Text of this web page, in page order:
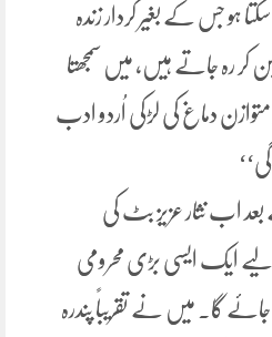
ہو جس کے بغیر کردار زندہ
کر رہ جاتے ہیں، میں سمجھتا
متوازن دماغ کی لڑکی اُردو ادب
بعد اب نثار عزیز بٹ کی
ایک ایسی بڑی محرومی
گا۔ میں نے تقریباً پندرہ